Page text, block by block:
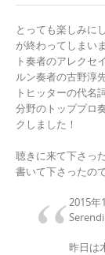
とっても楽しみに
が終わってしまい
ト奏者のアレクセ
ルン奏者の古野淳
トヒッターの代名
分野のトッププロ
クしました！
聴きに来て下さっ
書いて下さったの
2015年
昨日は